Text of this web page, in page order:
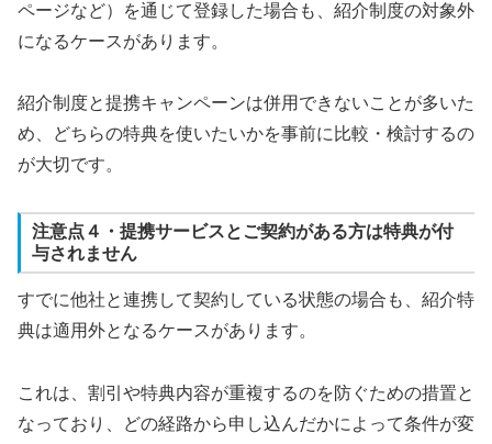
ページなど）を通じて登録した場合も、紹介制度の対象外
になるケースがあります。
紹介制度と提携キャンペーンは併用できないことが多いた
め、どちらの特典を使いたいかを事前に比較・検討するの
が大切です。
注意点４・提携サービスとご契約がある方は特典が付
与されません
すでに他社と連携して契約している状態の場合も、紹介特
典は適用外となるケースがあります。
これは、割引や特典内容が重複するのを防ぐための措置と
なっており、どの経路から申し込んだかによって条件が変